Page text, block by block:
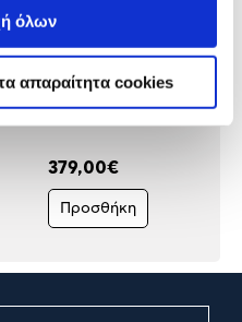
όλων
απαραίτητα cookies
Samsung Monitor 32"
379,00€
Προσθήκη